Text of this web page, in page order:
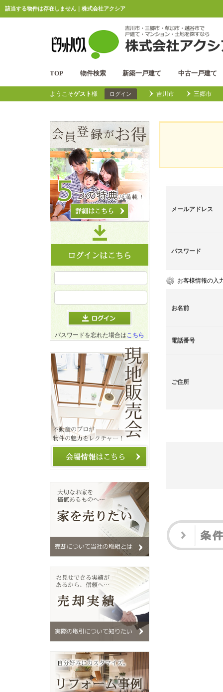
該当する物件は存在しません｜株式会社アクシア
TOP 物件検索 新築一戸建て 中古一戸建て
ようこそゲスト様 ログイン 吉川市 三郷市
メールアドレス
パスワード
お客様情報の入
お名前
電話番号
ご住所
パスワードを忘れた場合はこちら